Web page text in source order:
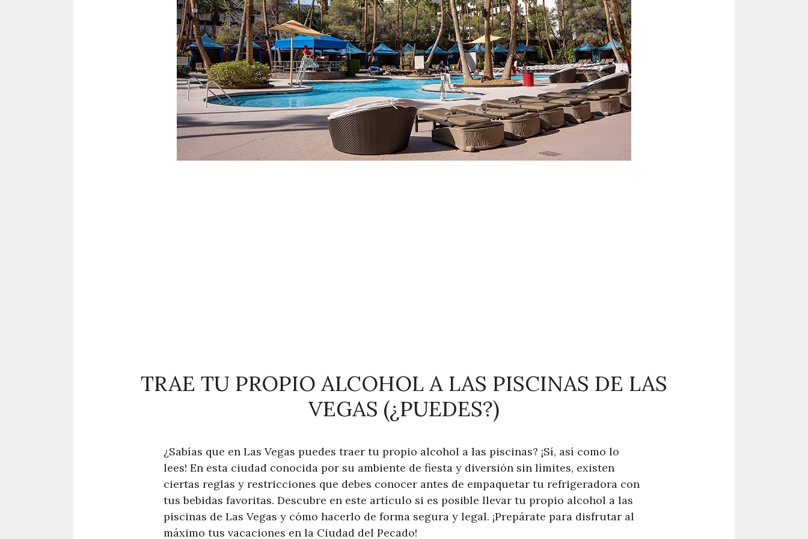
TRAE TU PROPIO ALCOHOL A LAS PISCINAS DE LAS
VEGAS (¿PUEDES?)
¿Sabías que en Las Vegas puedes traer tu propio alcohol a las piscinas? ¡Sí, así como lo
lees! En esta ciudad conocida por su ambiente de fiesta y diversión sin límites, existen
ciertas reglas y restricciones que debes conocer antes de empaquetar tu refrigeradora con
tus bebidas favoritas. Descubre en este artículo si es posible llevar tu propio alcohol a las
piscinas de Las Vegas y cómo hacerlo de forma segura y legal. ¡Prepárate para disfrutar al
máximo tus vacaciones en la Ciudad del Pecado!